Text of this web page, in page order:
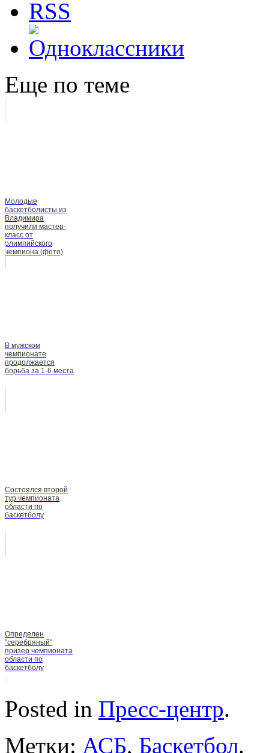
Еще по теме
Молодые
баскетболисты из
Владимира
получили мастер-
класс от
олимпийского
чемпиона (фото)
В мужском
чемпионате
продолжается
борьба за 1-6 места
Состоялся второй
тур чемпионата
области по
баскетболу
Определен
"серебряный"
призер чемпионата
области по
баскетболу
Posted in Пресс-центр.
Метки: АСБ, Баскетбол.